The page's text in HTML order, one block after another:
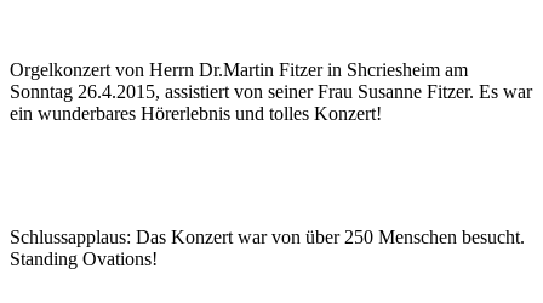
Orgelkonzert von Herrn Dr.Martin Fitzer in Shcriesheim am
Sonntag 26.4.2015, assistiert von seiner Frau Susanne Fitzer. Es war
ein wunderbares Hörerlebnis und tolles Konzert!
Schlussapplaus: Das Konzert war von über 250 Menschen besucht.
Standing Ovations!